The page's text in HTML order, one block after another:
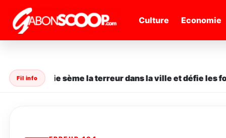
" /> Culture Economie
Fil info
en série sème la terreur dans la ville et défie les